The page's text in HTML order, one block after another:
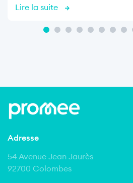
Lire la suite
Adresse
54 Avenue Jean Jaurès
92700 Colombes